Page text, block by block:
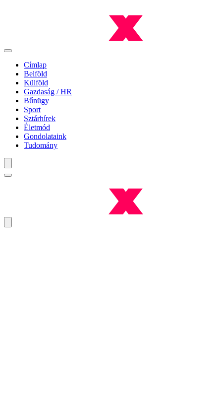
Címlap
Belföld
Külföld
Gazdaság / HR
Bűnügy
Sport
Sztárhírek
Életmód
Gondolataink
Tudomány